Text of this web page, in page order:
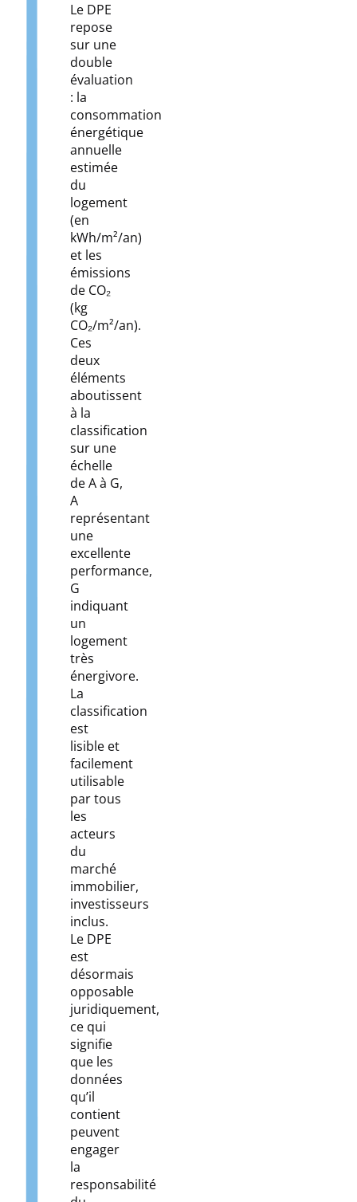
Le DPE
repose
sur une
double
évaluation
: la
consommation
énergétique
annuelle
estimée
du
logement
(en
kWh/m²/an)
et les
émissions
de CO₂
(kg
CO₂/m²/an).
Ces
deux
éléments
aboutissent
à la
classification
sur une
échelle
de A à G,
A
représentant
une
excellente
performance,
G
indiquant
un
logement
très
énergivore.
La
classification
est
lisible et
facilement
utilisable
par tous
les
acteurs
du
marché
immobilier,
investisseurs
inclus.
Le DPE
est
désormais
opposable
juridiquement,
ce qui
signifie
que les
données
qu’il
contient
peuvent
engager
la
responsabilité